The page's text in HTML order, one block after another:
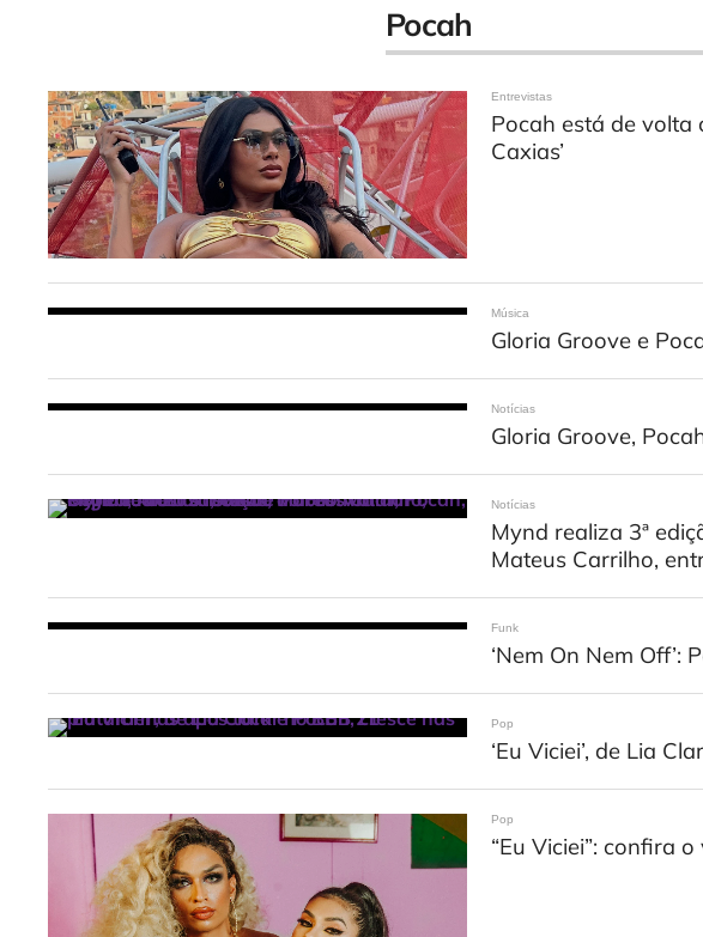
Pocah
Entrevistas
Pocah está de volta
Caxias’
Música
Gloria Groove e
Notícias
Gloria Groove,
Notícias
Mynd realiza 3ª
Mateus Carrilho,
Funk
‘Nem On Nem
Pop
‘Eu Viciei’, de Lia
Pop
“Eu Viciei”: confira